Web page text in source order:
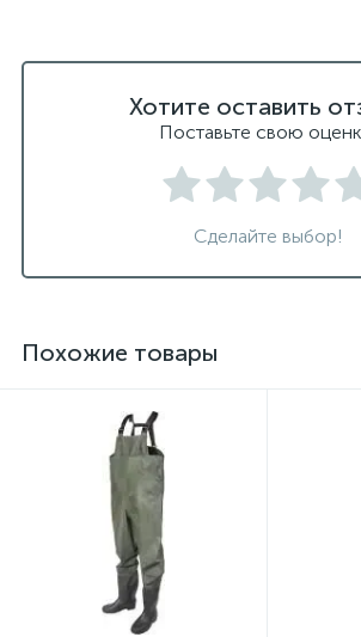
Хотите оставить
Поставьте свою
Сделайте выбор!
Похожие товары